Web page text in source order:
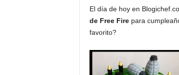
El día de hoy en
de Free Firepara
favorito?